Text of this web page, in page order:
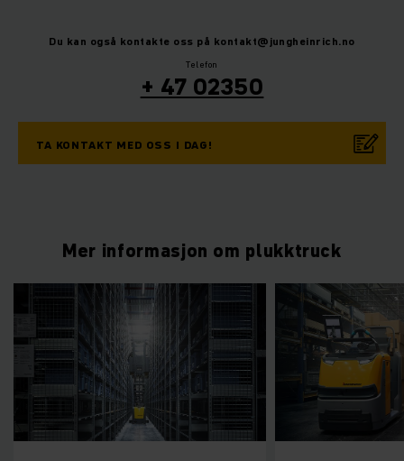
Du kan også kontakte oss på kontakt@jungheinrich.no
Telefon
+ 47 02350
TA KONTAKT MED OSS I DAG!
Mer informasjon om plukktruck